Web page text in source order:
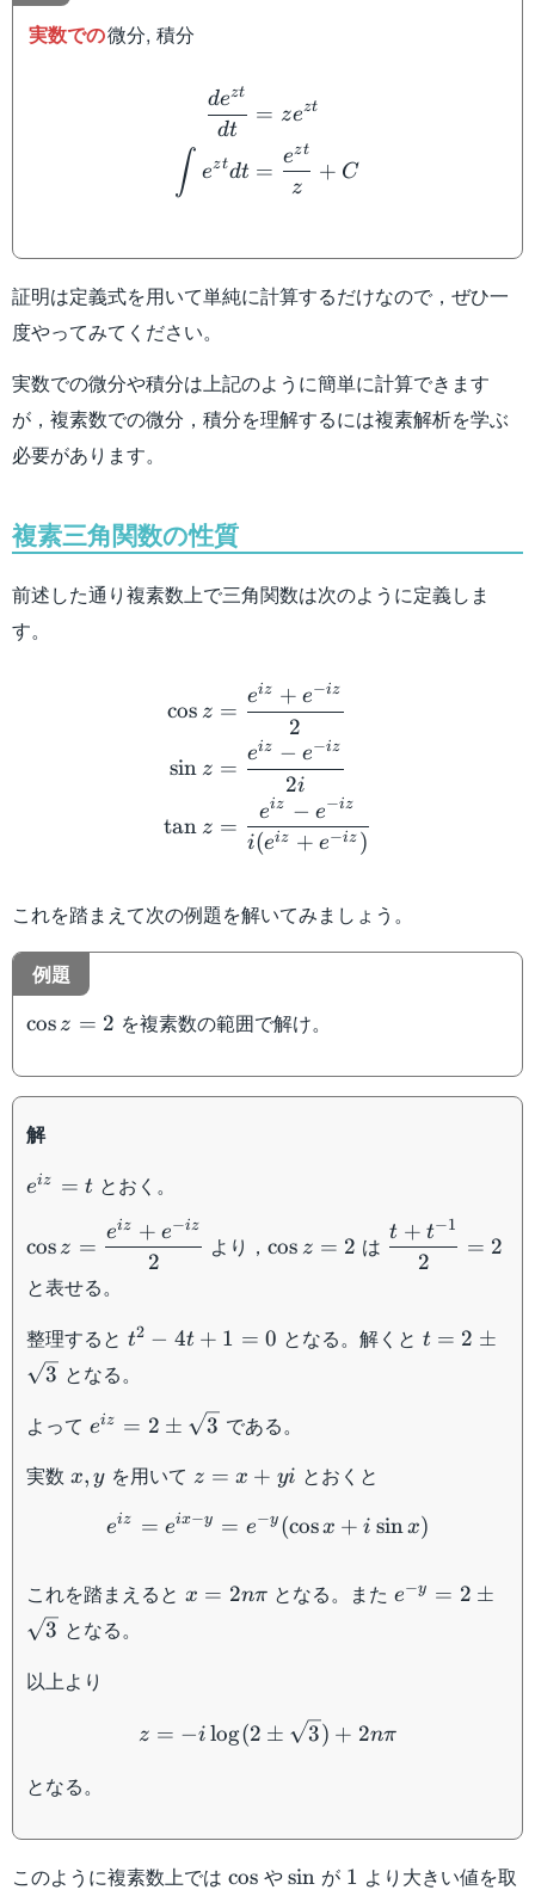
実数での微分, 積分
dt
dezt
∫ eztdt
= zezt
=
z
ezt
+ C
証明は定義式を用いて単純に計算するだけなので，ぜひ一
度やってみてください。
実数での微分や積分は上記のように簡単に計算できます
が，複素数での微分，積分を理解するには複素解析を学ぶ
必要があります。
複素三角関数の性質
前述した通り複素数上で三角関数は次のように定義しま
す。
\begin{aligned} \cos
cos z
sin z
tan z
=
2
eiz + e−iz
=
2i
eiz − e−iz
=
i(eiz + e−iz )
eiz − e−iz
これを踏まえて次の例題を解いてみましょう。
例題
\cos
2
cos z = 2 を複素数の範囲で解け。
解
e^{iz}
eiz = tとおく。
=\dfrac{e^{iz}
+ e^{-iz}}{2}
cos z =
2
eiz + e−iz
より，z =
cos z = 2 は
\dfrac{t
2
t + t−1
= 2
と表せる。
整理すると t^2
1=0
t2 − 4t + 1 = 0 となる。解くと t = 2
t = 2 ±
3 となる。
よって e^{iz}
\pm
eiz = 2 ± 3 である。
実数 x,y
x, yを用いて z
x+
z = x + yi とおくと
eiz = eix−y = e−y (cosx + i sinx)
これを踏まえると x =
x = 2nπ となる。またe^{-y}
e−y = 2 ±
3 となる。
以上より
z = −i log(2 ± 3) + 2nπ
となる。
このように複素数上では \cos
cosや\sin
sin が 1
1 より大きい値を取